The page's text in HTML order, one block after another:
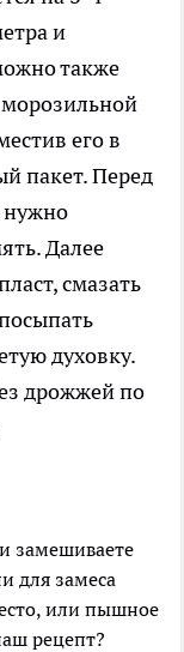
и
также
морозильной
его в
пакет. Перед
нужно
Далее
смазать
духовку.
замешиваете
для замеса
или пышное
рецепт?